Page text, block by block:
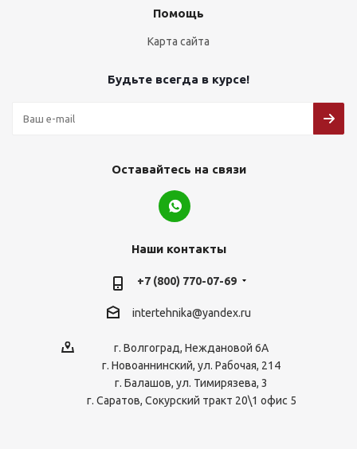
Помощь
Карта сайта
Будьте всегда в курсе!
Оставайтесь на связи
Наши контакты
+7 (800) 770-07-69
intertehnika@yandex.ru
г. Волгоград, Неждановой 6А
г. Новоаннинский, ул. Рабочая, 214
г. Балашов, ул. Тимирязева, 3
г. Саратов, Сокурский тракт 20\1 офис 5